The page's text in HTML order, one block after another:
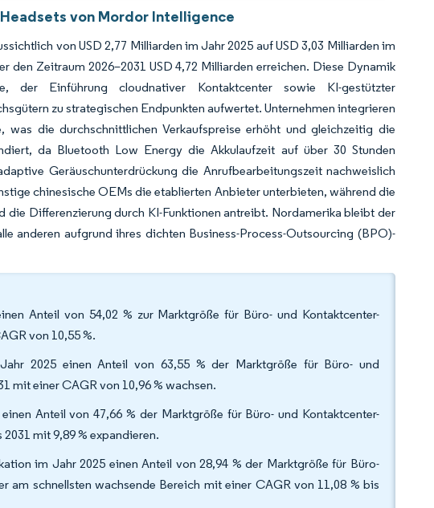
von Mordor Intelligence
von USD 2,77 Milliarden im Jahr 2025 auf USD 3,03 Milliarden im
den Zeitraum 2026–2031 USD 4,72 Milliarden erreichen. Diese Dynamik
der Einführung cloudnativer Kontaktcenter sowie KI-gestützter
zu strategischen Endpunkten aufwertet. Unternehmen integrieren
was die durchschnittlichen Verkaufspreise erhöht und gleichzeitig die
da Bluetooth Low Energy die Akkulaufzeit auf über 30 Stunden
Geräuschunterdrückung die Anrufbearbeitungszeit nachweislich
chinesische OEMs die etablierten Anbieter unterbieten, während die
die Differenzierung durch KI-Funktionen antreibt. Nordamerika bleibt der
anderen aufgrund ihres dichten Business-Process-Outsourcing (BPO)-
Anteil von 54,02 % zur Marktgröße für Büro- und Kontaktcenter-
von 10,55 %.
2025 einen Anteil von 63,55 % der Marktgröße für Büro- und
mit einer CAGR von 10,96 % wachsen.
Anteil von 47,66 % der Marktgröße für Büro- und Kontaktcenter-
mit 9,89 % expandieren.
im Jahr 2025 einen Anteil von 28,94 % der Marktgröße für Büro-
am schnellsten wachsende Bereich mit einer CAGR von 11,08 % bis